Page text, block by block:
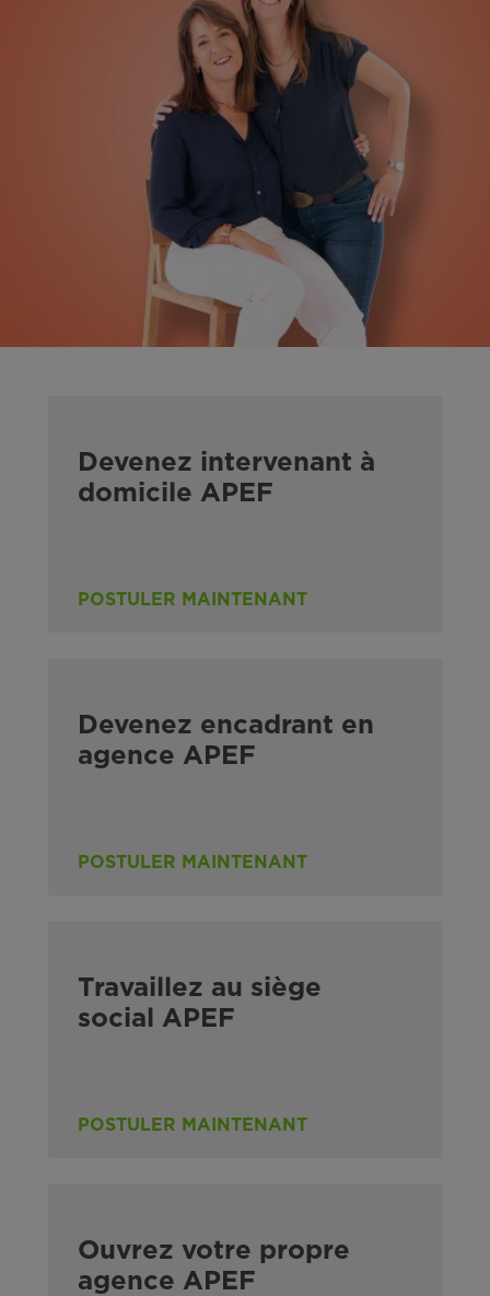
Devenez intervenant à
domicile APEF
POSTULER MAINTENANT
Devenez encadrant en
agence APEF
POSTULER MAINTENANT
Travaillez au siège
social APEF
POSTULER MAINTENANT
Ouvrez votre propre
agence APEF